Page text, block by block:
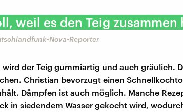
weil es den Teig zusammen
Nova-Reporter
wird der Teig gummiartig und auch gräulich.
Christian bevorzugt einen
Dämpfen ist auch möglich. Manche
in siedendem Wasser gekocht wird,